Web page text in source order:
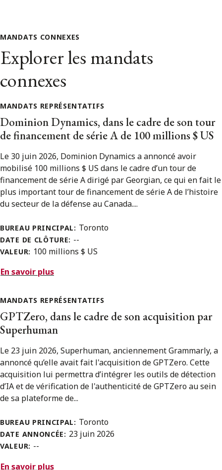
MANDATS CONNEXES
Explorer les mandats
connexes
MANDATS REPRÉSENTATIFS
Dominion Dynamics, dans le cadre de son tour
de financement de série A de 100 millions $ US
Le 30 juin 2026, Dominion Dynamics a annoncé avoir
mobilisé 100 millions $ US dans le cadre d’un tour de
financement de série A dirigé par Georgian, ce qui en fait le
plus important tour de financement de série A de l’histoire
du secteur de la défense au Canada....
BUREAU PRINCIPAL: Toronto
DATE DE CLÔTURE: --
VALEUR: 100 millions $ US
En savoir plus
MANDATS REPRÉSENTATIFS
GPTZero, dans le cadre de son acquisition par
Superhuman
Le 23 juin 2026, Superhuman, anciennement Grammarly, a
annoncé qu’elle avait fait l'acquisition de GPTZero. Cette
acquisition lui permettra d’intégrer les outils de détection
d’IA et de vérification de l'authenticité de GPTZero au sein
de sa plateforme de...
BUREAU PRINCIPAL: Toronto
DATE ANNONCÉE: 23 juin 2026
VALEUR: --
En savoir plus